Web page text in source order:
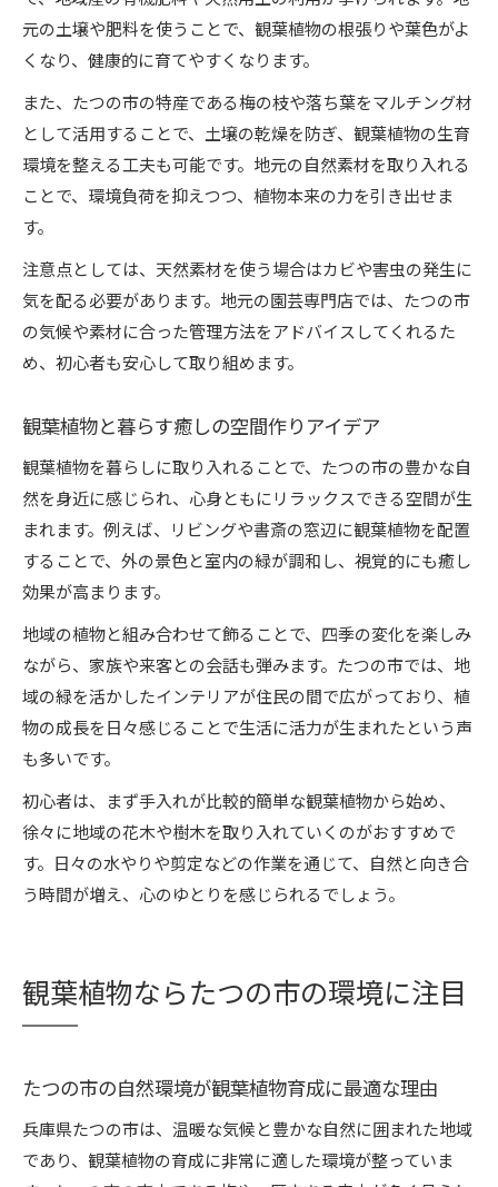
元の土壌や肥料を使うことで、観葉植物の根張りや葉色がよ
くなり、健康的に育てやすくなります。
また、たつの市の特産である梅の枝や落ち葉をマルチング材
として活用することで、土壌の乾燥を防ぎ、観葉植物の生育
環境を整える工夫も可能です。地元の自然素材を取り入れる
ことで、環境負荷を抑えつつ、植物本来の力を引き出せま
す。
注意点としては、天然素材を使う場合はカビや害虫の発生に
気を配る必要があります。地元の園芸専門店では、たつの市
の気候や素材に合った管理方法をアドバイスしてくれるた
め、初心者も安心して取り組めます。
観葉植物と暮らす癒しの空間作りアイデア
観葉植物を暮らしに取り入れることで、たつの市の豊かな自
然を身近に感じられ、心身ともにリラックスできる空間が生
まれます。例えば、リビングや書斎の窓辺に観葉植物を配置
することで、外の景色と室内の緑が調和し、視覚的にも癒し
効果が高まります。
地域の植物と組み合わせて飾ることで、四季の変化を楽しみ
ながら、家族や来客との会話も弾みます。たつの市では、地
域の緑を活かしたインテリアが住民の間で広がっており、植
物の成長を日々感じることで生活に活力が生まれたという声
も多いです。
初心者は、まず手入れが比較的簡単な観葉植物から始め、
徐々に地域の花木や樹木を取り入れていくのがおすすめで
す。日々の水やりや剪定などの作業を通じて、自然と向き合
う時間が増え、心のゆとりを感じられるでしょう。
観葉植物ならたつの市の環境に注目
たつの市の自然環境が観葉植物育成に最適な理由
兵庫県たつの市は、温暖な気候と豊かな自然に囲まれた地域
であり、観葉植物の育成に非常に適した環境が整っていま